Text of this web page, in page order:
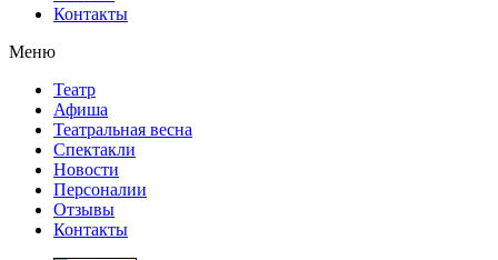
Контакты
Меню
Театр
Афиша
Театральная весна
Спектакли
Новости
Персоналии
Отзывы
Контакты